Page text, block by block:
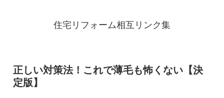
住宅リフォーム相互リンク集
正しい対策法！これで薄毛も怖くない【決
定版】